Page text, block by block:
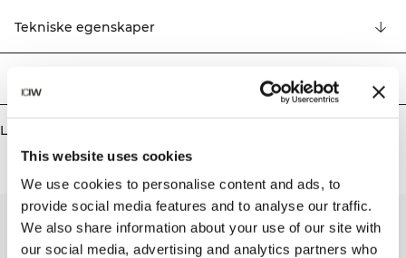
This website uses cookies
We use cookies to personalise content and ads, to
provide social media features and to analyse our traffic.
We also share information about your use of our site with
our social media, advertising and analytics partners who
passformen og raglanermene fremhever figuren din samtidig som den gir fri
bevegelse, noe som gjør den perfekt til ulike sportsaktiviteter. Mesh på sidene.
ICIW-logo foran. Sporty passform. 86% resirkulert nylon, 14% elastan. Mesh-
Tekniske egenskaper
Lignende produkter